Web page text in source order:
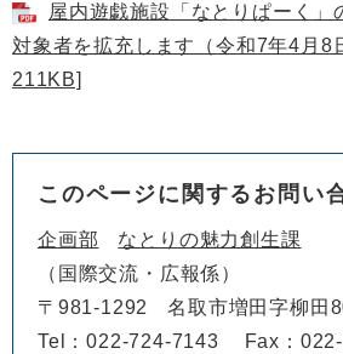
屋内遊戯施設「なとりぱーく」
対象者を拡充します（令和7年4月8
211KB]
このページに関するお問い
企画部
なとりの魅力創生課
国際交流・広報係
〒981-1292
名取市増田字柳田
Tel：022-724-7143
Fax：